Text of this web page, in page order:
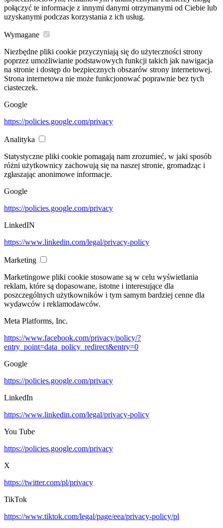
połączyć te informacje z innymi danymi otrzymanymi od Ciebie lub
uzyskanymi podczas korzystania z ich usług.
Wymagane
Niezbędne pliki cookie przyczyniają się do użyteczności strony
poprzez umożliwianie podstawowych funkcji takich jak nawigacja
na stronie i dostęp do bezpiecznych obszarów strony internetowej.
Strona internetowa nie może funkcjonować poprawnie bez tych
ciasteczek.
Google
https://policies.google.com/privacy
Analityka
Statystyczne pliki cookie pomagają nam zrozumieć, w jaki sposób
różni użytkownicy zachowują się na naszej stronie, gromadząc i
zgłaszając anonimowe informacje.
Google
https://policies.google.com/privacy
LinkedIN
https://www.linkedin.com/legal/privacy-policy
Marketing
Marketingowe pliki cookie stosowane są w celu wyświetlania
reklam, które są dopasowane, istotne i interesujące dla
poszczególnych użytkowników i tym samym bardziej cenne dla
wydawców i reklamodawców.
Meta Platforms, Inc.
https://www.facebook.com/privacy/policy/?
entry_point=data_policy_redirect&entry=0
Google
https://policies.google.com/privacy
LinkedIn
https://www.linkedin.com/legal/privacy-policy
You Tube
https://policies.google.com/privacy
X
https://twitter.com/pl/privacy
TikTok
https://www.tiktok.com/legal/page/eea/privacy-policy/pl